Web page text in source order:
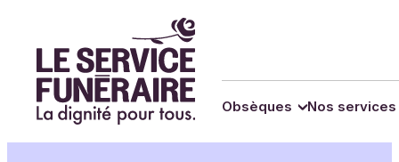
contenu
Obsèques Nos services